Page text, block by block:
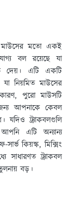
মাউসের মতো একই
বল রয়েছে যা
দেয়। এটি একটি
নিয়মিত মাউসের
পুরো মাউসটি
আপনাকে কেবল
ট্র্যাকবলগুলি
এটি অন্যান্য
কিয়স্ক, মিক্সিং
ট্র্যাকবল
বড়।